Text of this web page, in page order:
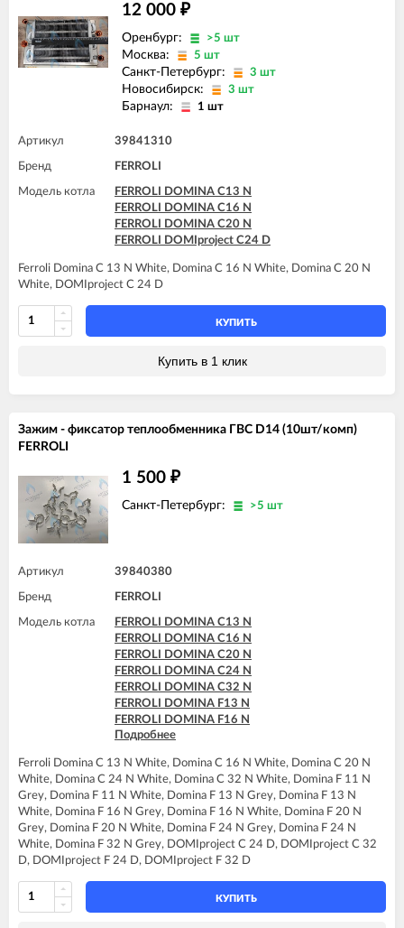
12 000 ₽
Оренбург: >5 шт
Москва: 5 шт
Санкт-Петербург: 3 шт
Новосибирск: 3 шт
Барнаул: 1 шт
Артикул 39841310
Бренд FERROLI
Модель котла
FERROLI DOMINA C13 N
FERROLI DOMINA C16 N
FERROLI DOMINA C20 N
FERROLI DOMIproject C24 D
Ferroli Domina C 13 N White, Domina C 16 N White, Domina C 20 N
White, DOMIproject C 24 D
КУПИТЬ
Купить в 1 клик
Зажим - фиксатор теплообменника ГВС D14 (10шт/комп)
FERROLI
1 500 ₽
Санкт-Петербург: >5 шт
Артикул 39840380
Бренд FERROLI
Модель котла
FERROLI DOMINA C13 N
FERROLI DOMINA C16 N
FERROLI DOMINA C20 N
FERROLI DOMINA C24 N
FERROLI DOMINA C32 N
FERROLI DOMINA F13 N
FERROLI DOMINA F16 N
FERROLI DOMINA F20 N
FERROLI DOMINA F32 N
FERROLI DOMIproject C24 D
FERROLI DOMIproject C32
FERROLI DOMIproject C32 D
FERROLI DOMIproject F24 D
FERROLI DOMIproject F32
FERROLI DOMIproject F32 D
Подробнее
Ferroli Domina C 13 N White, Domina C 16 N White, Domina C 20 N
White, Domina C 24 N White, Domina C 32 N White, Domina F 11 N
Grey, Domina F 11 N White, Domina F 13 N Grey, Domina F 13 N
White, Domina F 16 N Grey, Domina F 16 N White, Domina F 20 N
Grey, Domina F 20 N White, Domina F 24 N Grey, Domina F 24 N
White, Domina F 32 N Grey, DOMIproject C 24 D, DOMIproject C 32
D, DOMIproject F 24 D, DOMIproject F 32 D
КУПИТЬ